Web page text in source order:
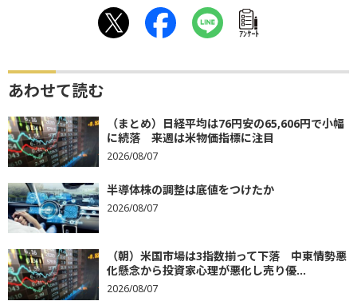
ｱﾝｹｰﾄ
あわせて読む
（まとめ）日経平均は76円安の65,606円で小幅
に続落 来週は米物価指標に注目
2026/08/07
半導体株の調整は底値をつけたか
2026/08/07
（朝）米国市場は3指数揃って下落 中東情勢悪
化懸念から投資家心理が悪化し売り優...
2026/08/07